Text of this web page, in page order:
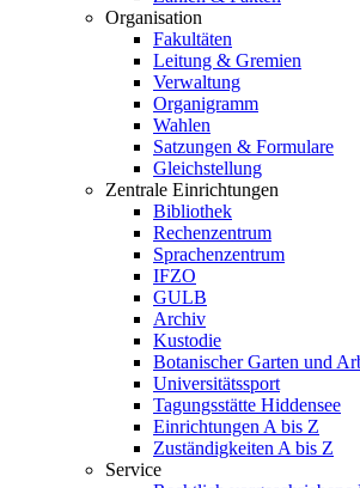
Organisation
Fakultäten
Leitung & Gremien
Verwaltung
Organigramm
Wahlen
Satzungen & Formulare
Gleichstellung
Zentrale Einrichtungen
Bibliothek
Rechenzentrum
Sprachenzentrum
IFZO
GULB
Archiv
Kustodie
Botanischer Garten und
Universitätssport
Tagungsstätte Hiddensee
Einrichtungen A bis Z
Zuständigkeiten A bis Z
Service